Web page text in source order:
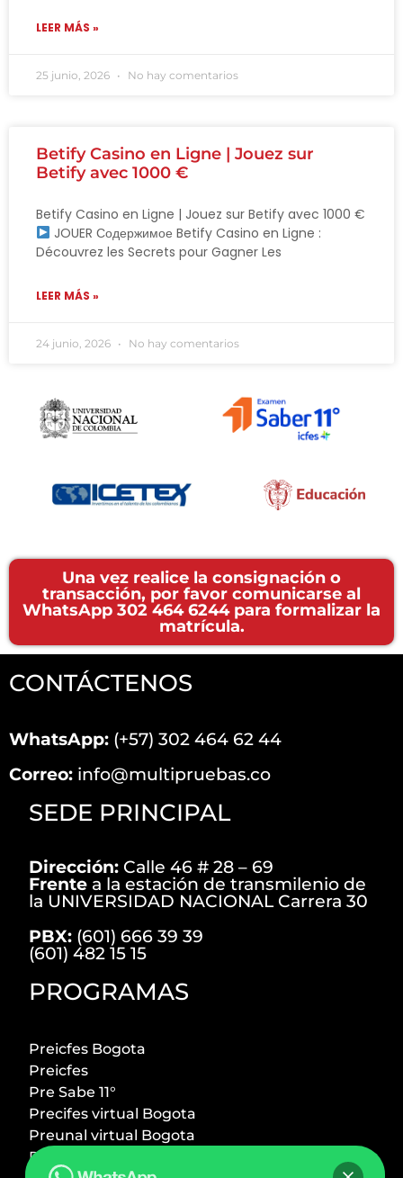
LEER MÁS »
25 junio, 2026 No hay comentarios
Betify Casino en Ligne | Jouez sur
Betify avec 1000 €
Betify Casino en Ligne | Jouez sur Betify avec 1000 €
JOUER Содержимое Betify Casino en Ligne :
Découvrez les Secrets pour Gagner Les
LEER MÁS »
24 junio, 2026 No hay comentarios
Una vez realice la consignación o
transacción, por favor comunicarse al
WhatsApp 302 464 6244 para formalizar la
matrícula.
CONTÁCTENOS
WhatsApp: (+57) 302 464 62 44
Correo: info@multipruebas.co
SEDE PRINCIPAL
Dirección: Calle 46 # 28 – 69
Frente a la estación de transmilenio de
la UNIVERSIDAD NACIONAL Carrera 30
PBX: (601) 666 39 39
(601) 482 15 15
PROGRAMAS
Preicfes Bogota
Preicfes
Pre Sabe 11°
Precifes virtual Bogota
Preunal virtual Bogota
Preicfes + Preuniversitario